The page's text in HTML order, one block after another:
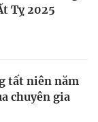
Tỵ 2025
tất niên năm
chuyên gia